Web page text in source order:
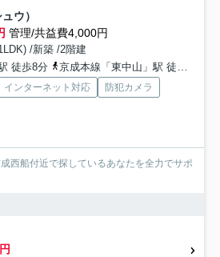
ウ）
管理/共益費4,000円
/新築 /2階建
徒歩8分
京成本線「東中山」駅 徒歩8分
インターネット対応
防犯カメラ
西船付近で探しているあなたを全力でサポ